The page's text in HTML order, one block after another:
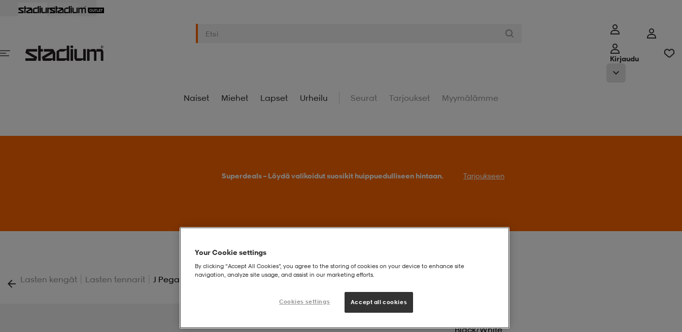
Kirjaudu
Naiset Miehet Lapset Urheilu Seurat Tarjoukset Myymälämme
Superdeals – Löydä valikoidut suosikit huippuedulliseen hintaan. Tarjoukseen
Lasten kengät | Lasten tennarit | J Pegasus 42 Gs
Black/white
Your Cookie settings
By clicking “Accept All Cookies”, you agree to the storing of cookies on your device to enhance site
navigation, analyze site usage, and assist in our marketing efforts.
Cookies settings Accept all cookies